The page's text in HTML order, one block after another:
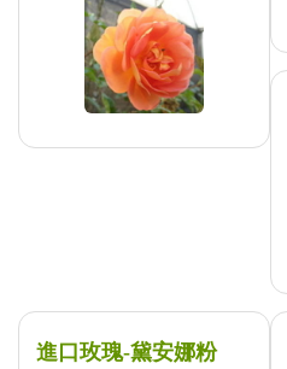
進口玫瑰-黛安娜粉